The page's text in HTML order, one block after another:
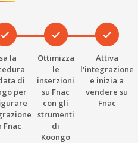
Valutazione del
- Tasso di
superiore al 95% -
al 5%
la
di
per
Fnac
Ottimizza
le
inserzioni
su Fnac
con gli
strumenti
di
Koongo
Attiva
l'integrazione
e inizia a
vendere su
Fnac